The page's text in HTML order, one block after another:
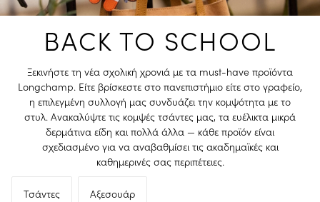
BACK TO SCHOOL
Ξεκινήστε τη νέα σχολική χρονιά με τα must-have προϊόντα
Longchamp. Είτε βρίσκεστε στο πανεπιστήμιο είτε στο γραφείο,
η επιλεγμένη συλλογή μας συνδυάζει την κομψότητα με το
στυλ. Ανακαλύψτε τις κομψές τσάντες μας, τα ευέλικτα μικρά
δερμάτινα είδη και πολλά άλλα — κάθε προϊόν είναι
σχεδιασμένο για να αναβαθμίσει τις ακαδημαϊκές και
καθημερινές σας περιπέτειες.
Τσάντες Αξεσουάρ